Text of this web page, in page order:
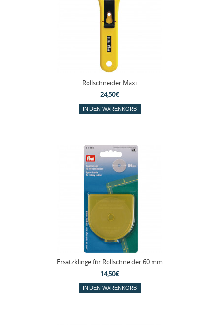
Rollschneider Maxi
24,50€
Ersatzklinge für Rollschneider 60 mm
14,50€